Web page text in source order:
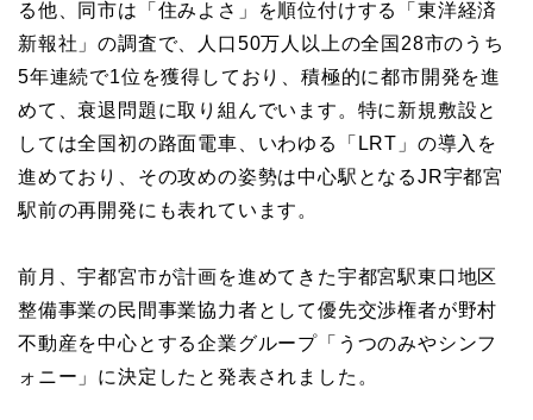
る他、同市は「住みよさ」を順位付けする「東洋経済
新報社」の調査で、人口50万人以上の全国28市のうち
5年連続で1位を獲得しており、積極的に都市開発を進
めて、衰退問題に取り組んでいます。特に新規敷設と
しては全国初の路面電車、いわゆる「LRT」の導入を
進めており、その攻めの姿勢は中心駅となるJR宇都宮
駅前の再開発にも表れています。
前月、宇都宮市が計画を進めてきた宇都宮駅東口地区
整備事業の民間事業協力者として優先交渉権者が野村
不動産を中心とする企業グループ「うつのみやシンフ
ォニー」に決定したと発表されました。